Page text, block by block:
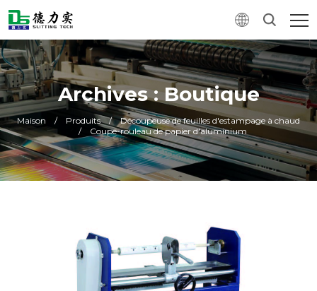
Archives : Boutique
Maison / Produits /
Découpeuse de feuilles d'estampage à chaud
/
Coupe-rouleau de papier d'aluminium